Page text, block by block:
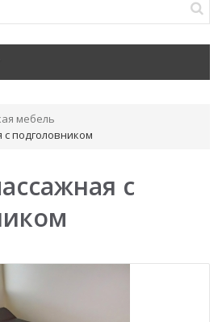
мебель
подголовником
с